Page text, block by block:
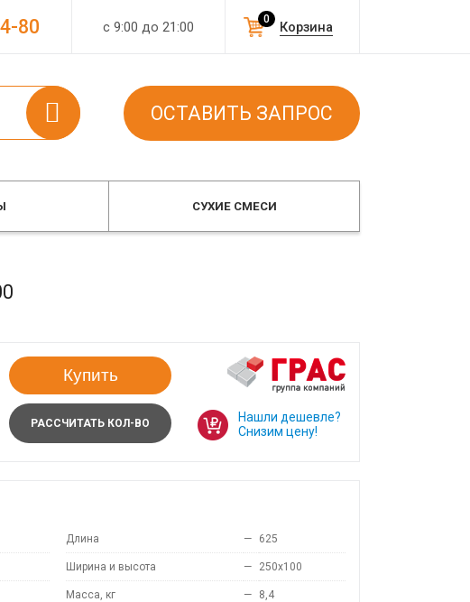
с 9:00 до 21:00 Корзина
0
80
ОСТАВИТЬ ЗАПРОС
СУХИЕ СМЕСИ
Купить
РАССЧИТАТЬ КОЛ-ВО
Нашли дешевле?
Снизим цену!
Длина — 625
Ширина и высота — 250x100
Масса, кг — 8,4